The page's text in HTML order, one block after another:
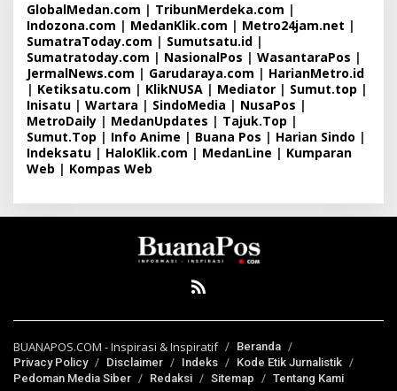
GlobalMedan.com | TribunMerdeka.com |
Indozona.com | MedanKlik.com | Metro24jam.net |
SumatraToday.com | Sumutsatu.id |
Sumatratoday.com | NasionalPos | WasantaraPos |
JermalNews.com | Garudaraya.com | HarianMetro.id
| Ketiksatu.com | KlikNUSA | Mediator | Sumut.top |
Inisatu | Wartara | SindoMedia | NusaPos |
MetroDaily | MedanUpdates | Tajuk.Top |
Sumut.Top | Info Anime | Buana Pos | Harian Sindo |
Indeksatu | HaloKlik.com | MedanLine | Kumparan
Web | Kompas Web
BUANAPOS.COM - Inspirasi & Inspiratif
Beranda
Privacy Policy
Disclaimer Indeks
Kode Etik Jurnalistik
Pedoman Media Siber
Redaksi Sitemap Tentang Kami